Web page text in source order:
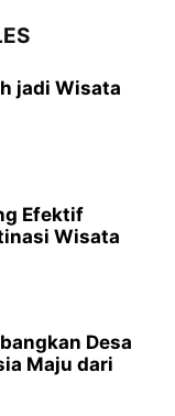
jadi Wisata
Efektif
Wisata
Desa
Maju dari